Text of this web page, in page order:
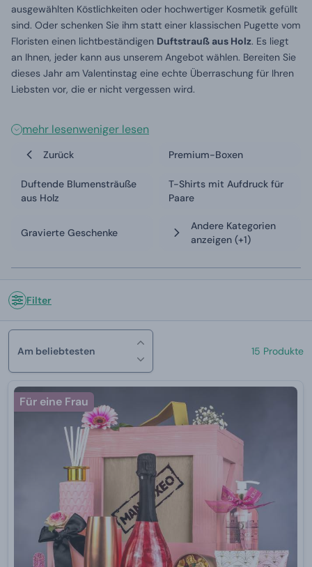
ausgewählten Köstlichkeiten oder hochwertiger Kosmetik gefüllt
sind. Oder schenken Sie ihm statt einer klassischen Pugette vom
Floristen einen lichtbeständigen Duftstrauß aus Holz. Es liegt
an Ihnen, jeder kann aus unserem Angebot wählen. Bereiten Sie
dieses Jahr am Valentinstag eine echte Überraschung für Ihren
Liebsten vor, die er nicht vergessen wird.
mehr lesenweniger lesen
Zurück Premium-Boxen
Duftende Blumensträuße
aus Holz
T-Shirts mit Aufdruck für
Paare
Gravierte Geschenke
Andere Kategorien
anzeigen (+1)
Filter
Am beliebtesten 15 Produkte
Für eine Frau